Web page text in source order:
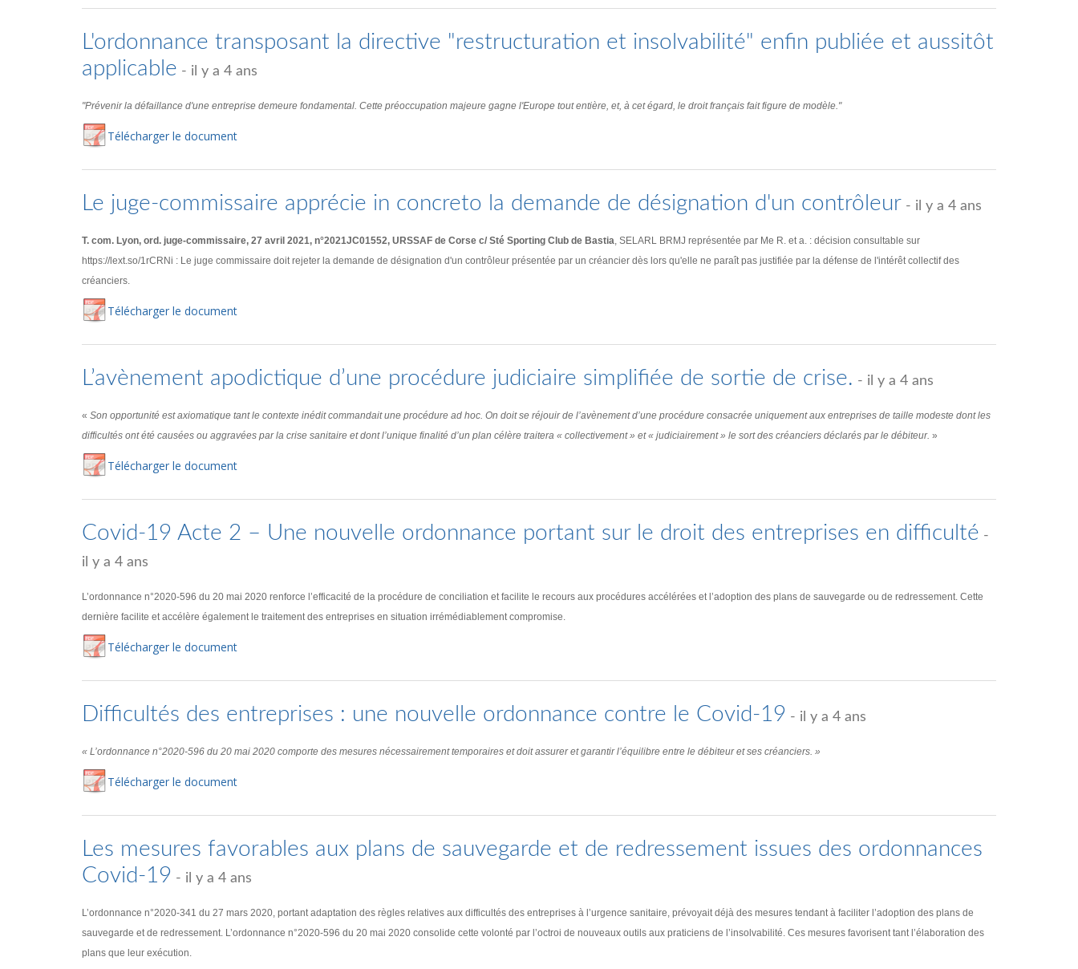
L'ordonnance transposant la directive "restructuration et insolvabilité" enfin publiée et aussitôt
applicable - il y a 4 ans
"Prévenir la défaillance d'une entreprise demeure fondamental. Cette préoccupation majeure gagne l'Europe tout entière, et, à cet égard, le droit français fait figure de modèle."
Télécharger le document
Le juge-commissaire apprécie in concreto la demande de désignation d'un contrôleur - il y a 4 ans
T. com. Lyon, ord. juge-commissaire, 27 avril 2021, n°2021JC01552, URSSAF de Corse c/ Sté Sporting Club de Bastia, SELARL BRMJ représentée par Me R. et a. : décision consultable sur
https://lext.so/1rCRNi : Le juge commissaire doit rejeter la demande de désignation d'un contrôleur présentée par un créancier dès lors qu'elle ne paraît pas justifiée par la défense de l'intérêt collectif des
créanciers.
Télécharger le document
L’avènement apodictique d’une procédure judiciaire simplifiée de sortie de crise. - il y a 4 ans
« Son opportunité est axiomatique tant le contexte inédit commandait une procédure ad hoc. On doit se réjouir de l’avènement d’une procédure consacrée uniquement aux entreprises de taille modeste dont les
difficultés ont été causées ou aggravées par la crise sanitaire et dont l’unique finalité d’un plan célère traitera « collectivement » et « judiciairement » le sort des créanciers déclarés par le débiteur. »
Télécharger le document
Covid-19 Acte 2 – Une nouvelle ordonnance portant sur le droit des entreprises en difficulté -
il y a 4 ans
L’ordonnance n°2020-596 du 20 mai 2020 renforce l’efficacité de la procédure de conciliation et facilite le recours aux procédures accélérées et l’adoption des plans de sauvegarde ou de redressement. Cette
dernière facilite et accélère également le traitement des entreprises en situation irrémédiablement compromise.
Télécharger le document
Difficultés des entreprises : une nouvelle ordonnance contre le Covid-19 - il y a 4 ans
« L’ordonnance n°2020-596 du 20 mai 2020 comporte des mesures nécessairement temporaires et doit assurer et garantir l’équilibre entre le débiteur et ses créanciers. »
Télécharger le document
Les mesures favorables aux plans de sauvegarde et de redressement issues des ordonnances
Covid-19 - il y a 4 ans
L’ordonnance n°2020-341 du 27 mars 2020, portant adaptation des règles relatives aux difficultés des entreprises à l’urgence sanitaire, prévoyait déjà des mesures tendant à faciliter l’adoption des plans de
sauvegarde et de redressement. L’ordonnance n°2020-596 du 20 mai 2020 consolide cette volonté par l’octroi de nouveaux outils aux praticiens de l’insolvabilité. Ces mesures favorisent tant l’élaboration des
plans que leur exécution.